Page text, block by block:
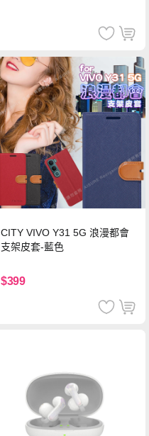
CITY VIVO Y31 5G 浪漫都會
支架皮套-藍色
$399